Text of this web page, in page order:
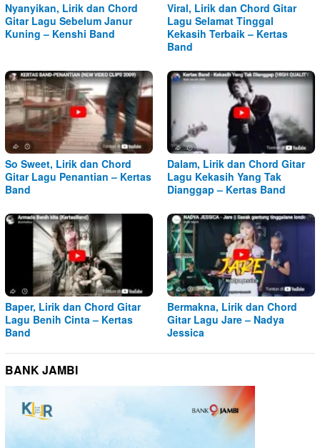
Nyanyikan, Lirik dan Chord
Gitar Lagu Sebelum Janur
Kuning – Kenshi Band
Viral, Lirik dan Chord Gitar
Lagu Selamat Tinggal
Kekasih Terbaik – Kertas
Band
So Sweet, Lirik dan Chord
Gitar Lagu Penantian – Kertas
Band
Dalam, Lirik dan Chord Gitar
Lagu Kekasih Yang Tak
Dianggap – Kertas Band
Baper, Lirik dan Chord Gitar
Lagu Benih Cinta – Kertas
Band
Bermakna, Lirik dan Chord
Gitar Lagu Jare – Nadya
Jessica
BANK JAMBI